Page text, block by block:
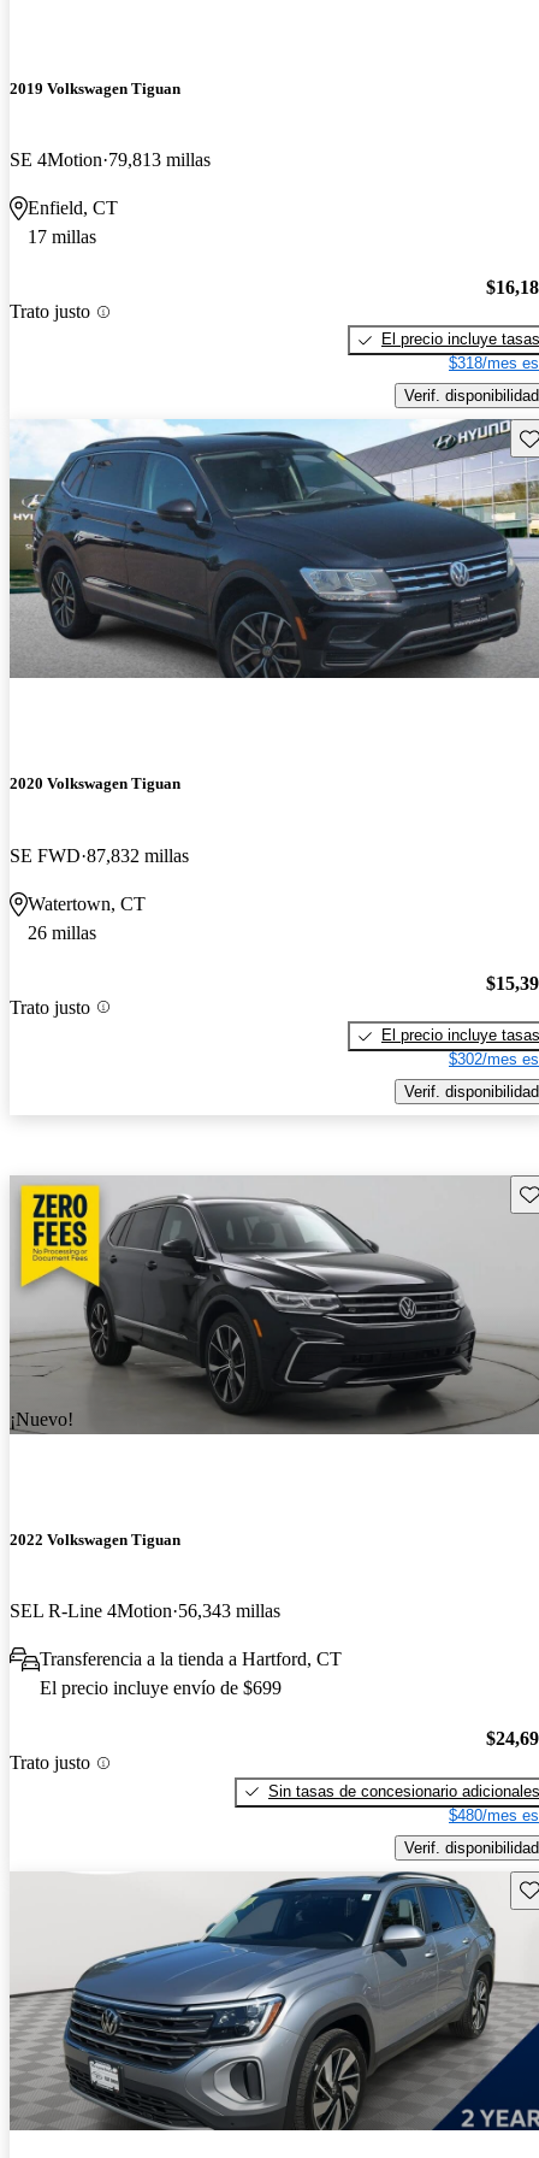
2019 Volkswagen Tiguan
SE 4Motion 79,813 millas
Enfield, CT
17 millas
Trato justo
El precio incluye tasas
$318/mes
Verif. disponibilidad
2020 Volkswagen Tiguan
SE FWD 87,832 millas
Watertown, CT
26 millas
Trato justo
El precio incluye tasas
$302/mes
Verif. disponibilidad
¡Nuevo!
2022 Volkswagen Tiguan
SEL R-Line 4Motion 56,343 millas
Transferencia a la tienda a Hartford, CT
El precio incluye envío de $699
Trato justo
Sin tasas de concesionario adicionales
$480/mes
Verif. disponibilidad